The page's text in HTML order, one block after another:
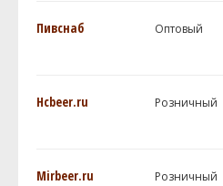
Пивснаб Оптовый
Hcbeer.ru Розничный
Mirbeer.ru Розничный